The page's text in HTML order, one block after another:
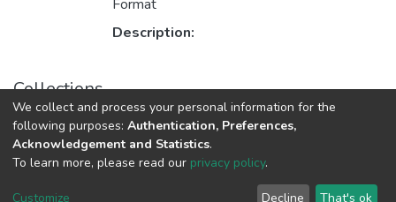
Format
Description:
Collections
Sustainable Rural Development التنمية الريفية المستدامة
Cookie End User Send
We collect and process your personal information for the
following purposes: Authentication, Preferences,
Acknowledgement and Statistics.
To learn more, please read our privacy policy.
Customize Decline That's ok